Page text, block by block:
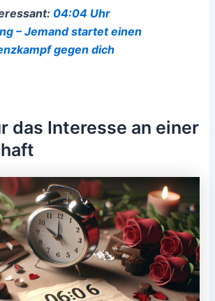
04:04 Uhr
– Jemand startet einen
gegen dich
das Interesse an einer